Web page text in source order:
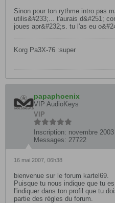
Sinon pour ton rythme intro pas
utilis&#233;... t'aurais d&#251;
joues apr&#232;s. tu l'as eu
Korg Pa3X-76 :super
papaphoenix
VIP AudioKeys
VIP
Inscription: novembre 2003
Messages: 27722
16 mai 2007, 06h38
bienvenue sur le forum kartel69.
Puisque tu nous indique que tu
l'indiquer dans ton profil que tu
partie des régles du forum.